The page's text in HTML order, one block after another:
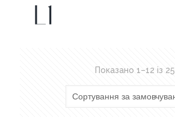
Показано 1–12 із 25